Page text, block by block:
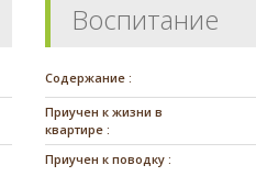
Воспитание
Содержание :
Приучен к жизни в
квартире :
Приучен к поводку :